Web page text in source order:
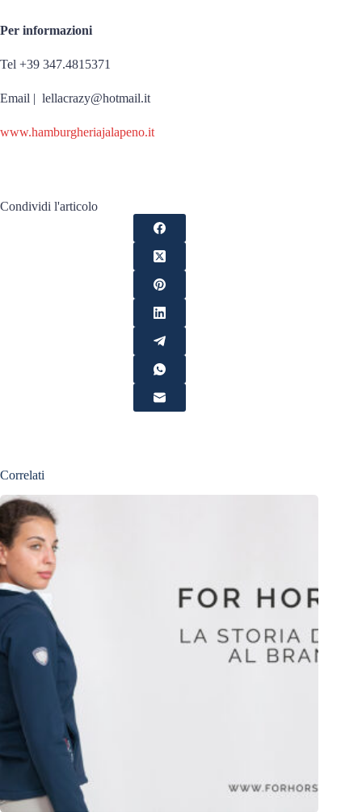
Per informazioni
Tel +39 347.4815371
Email | lellacrazy@hotmail.it
www.hamburgheriajalapeno.it
Condividi l'articolo
Correlati